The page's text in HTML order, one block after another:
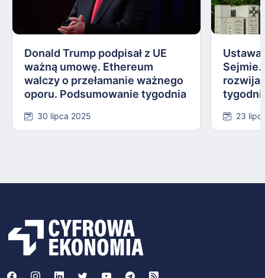
Donald Trump podpisał z UE
ważną umowę. Ethereum
walczy o przełamanie ważnego
oporu. Podsumowanie tygodnia
30 lipca 2025
Sejmie.
23